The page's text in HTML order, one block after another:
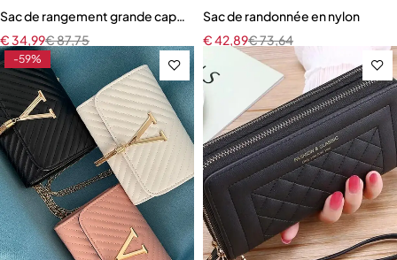
Sac de rangement grande capacité
€87,75
€34,99
Sac de randonnée en nylon
€73,64
€42,89
-59%